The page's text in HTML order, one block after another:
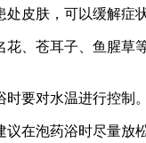
皮肤，可以缓解症
、苍耳子、鱼腥
要对水温进行控制
在泡药浴时尽量放